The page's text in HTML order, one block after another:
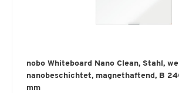
nobo Whiteboard Nano Clean, Stahl,
nanobeschichtet, magnethaftend, B
mm